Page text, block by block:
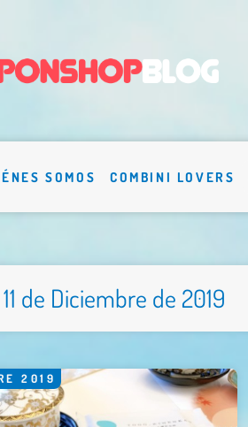
SOMOS COMBINI LOVERS
de Diciembre de 2019
2019